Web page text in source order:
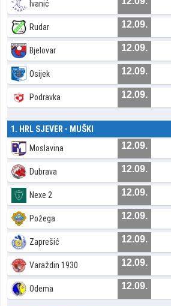
Ivanić
Rudar 12.09.
Bjelovar 12.09.
Osijek 12.09.
Podravka 12.09.
1. HRL SJEVER - MUŠKI
Moslavina 12.09.
Dubrava 12.09.
Nexe 2 12.09.
Požega 12.09.
Zaprešić 12.09.
Varaždin 1930 12.09.
Odema 12.09.